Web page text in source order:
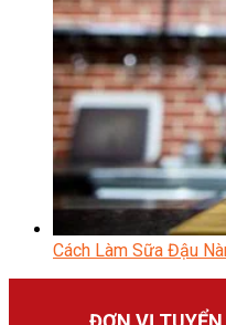
Cách Làm Sữa Đậu